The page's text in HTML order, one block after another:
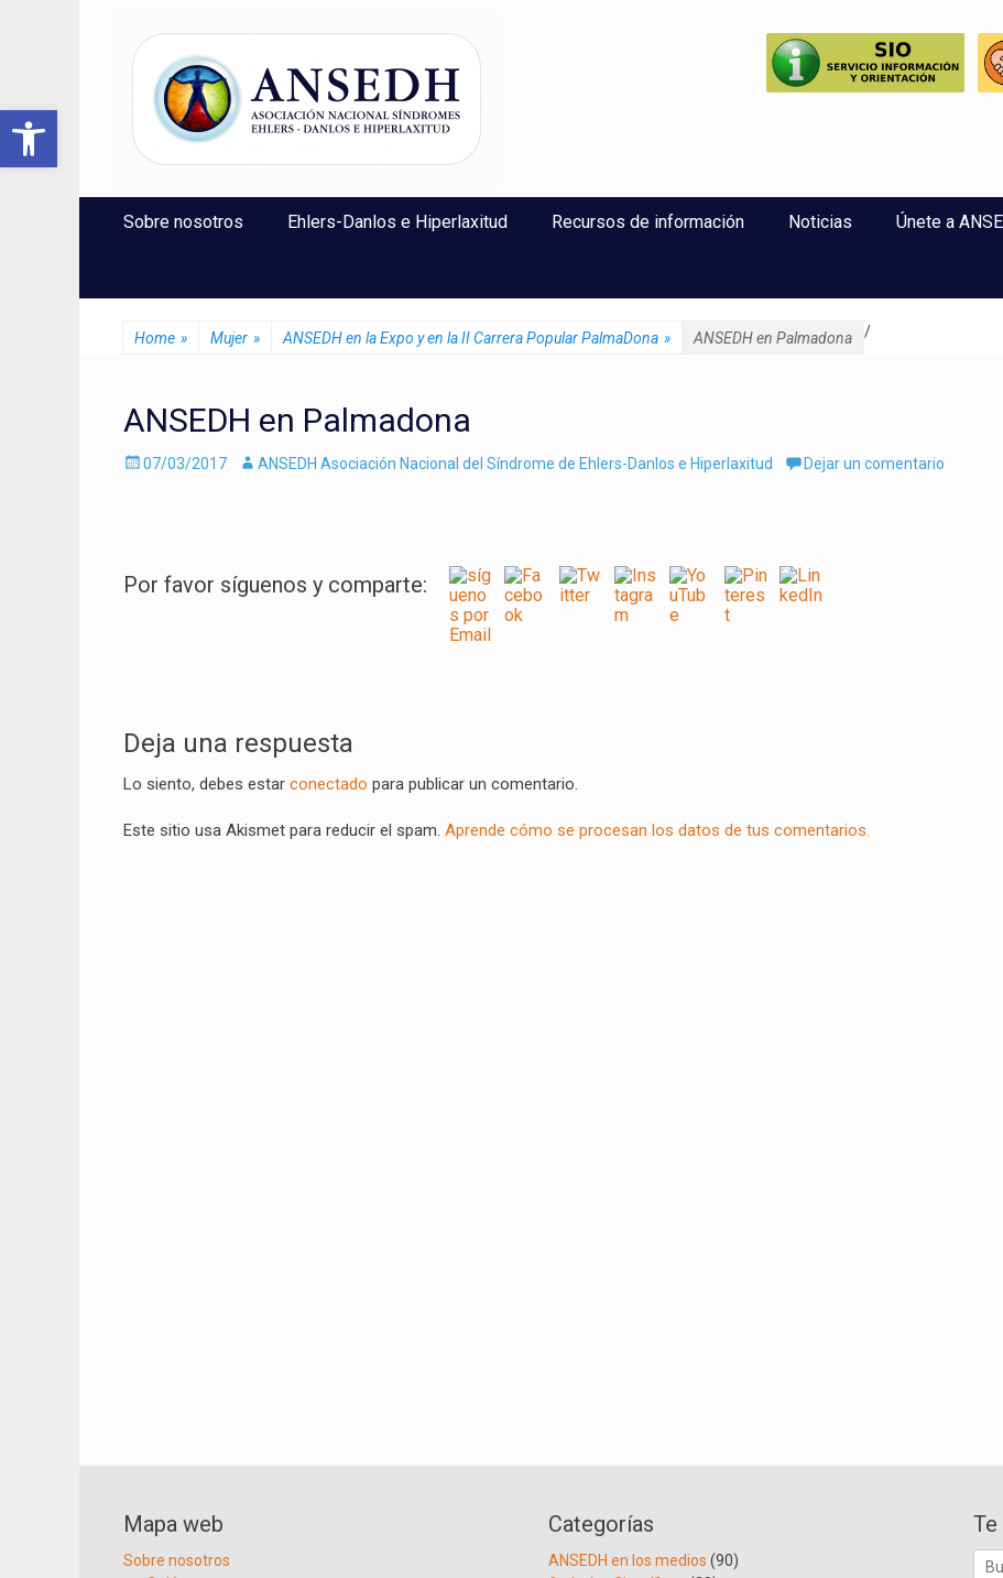
Abrir barra de herramientas
ANSEDH
Menú Principal
Sobre nosotros Ehlers-Danlos e Hiperlaxitud Recursos de información Noticias Únete a
Home » Mujer » /
ANSEDH en la Expo y en la II Carrera Popular PalmaDona » ANSEDH en Palmadona
ANSEDH en Palmadona
Enviado
07/03/2017 AutorANSEDH Asociación Nacional del Síndrome de Ehlers-Danlos e Hiperlaxitud Dejar un comentario
Por favor síguenos y comparte:
de
entradas
Deja una respuesta
Lo siento, debes estar conectado para publicar un comentario.
Este sitio usa Akismet para reducir el spam. Aprende cómo se procesan los datos de tus comentarios.
Mapa web
Sobre nosotros
Categorías
ANSEDH en los medios (90)
Te